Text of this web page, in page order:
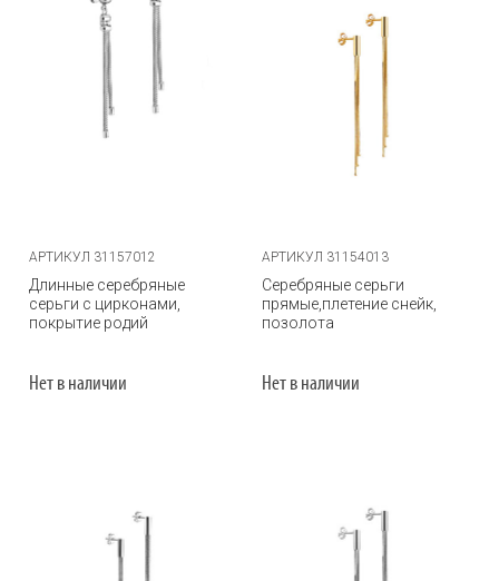
АРТИКУЛ 31157012
Длинные серебряные
серьги с цирконами,
покрытие родий
Нет в наличии
АРТИКУЛ 31154013
Серебряные серьги
прямые,плетение снейк,
позолота
Нет в наличии